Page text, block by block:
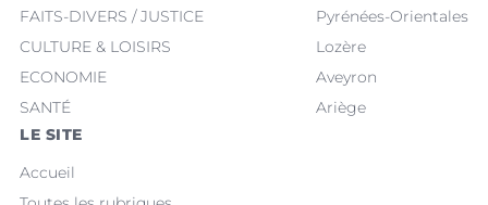
FAITS-DIVERS / JUSTICE
CULTURE & LOISIRS
ECONOMIE
SANTÉ
Pyrénées-Orientales
Lozère
Aveyron
Ariège
LE SITE
Accueil